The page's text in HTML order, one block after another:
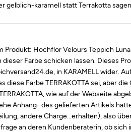
gelblich-karamell statt Terrakotta sagen.
Hochflor Velours Teppich
Farbe schicken lassen. Dieses
in KARAMELL wider.
Farbe TERRAKOTTA sei, aber die
wie auf der Webseite
Anhang- des gelieferten Artikels
andere Charge...erhalten), also
an deren Kundenberaterin, ob sich